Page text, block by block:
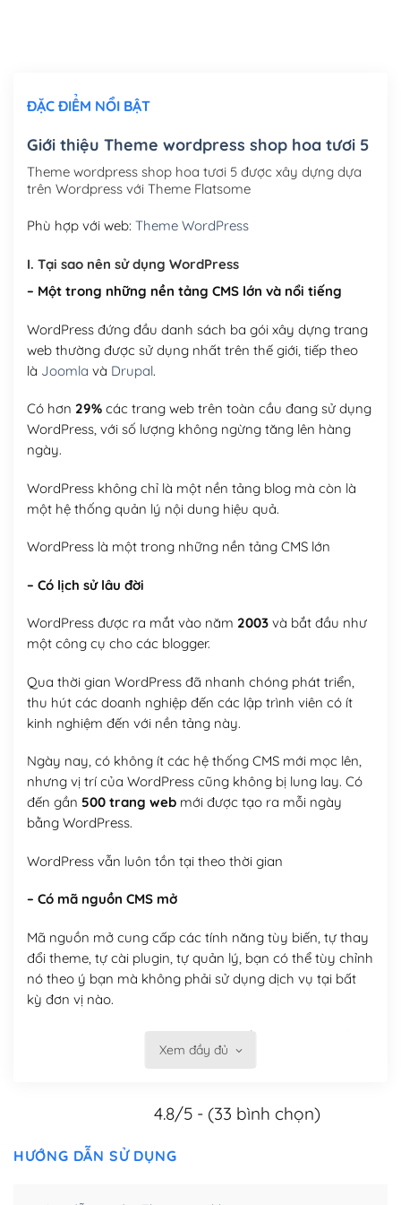
Mua thêm Host + Tên miền
Tên miền quốc tế .com .net .org (1 năm)
Tên miền Việt Nam .vn (1 năm)(+550,000₫)
Hosting 5GB SSD (1 năm)
ĐẶC ĐIỂM NỔI BẬT
Giới thiệu Theme wordpress shop hoa tươi 5
Theme wordpress shop hoa tươi 5 được xây dựng dựa
trên Wordpress với Theme Flatsome
Phù hợp với web: Theme WordPress
I. Tại sao nên sử dụng WordPress
– Một trong những nền tảng CMS lớn và nổi tiếng
WordPress đứng đầu danh sách ba gói xây dựng trang
web thường được sử dụng nhất trên thế giới, tiếp theo
là Joomla và Drupal.
Có hơn 29%các trang web trên toàn cầu đang sử dụng
WordPress, với số lượng không ngừng tăng lên hàng
ngày.
WordPress không chỉ là một nền tảng blog mà còn là
một hệ thống quản lý nội dung hiệu quả.
WordPress là một trong những nền tảng CMS lớn
– Có lịch sử lâu đời
WordPress được ra mắt vào năm 2003và bắt đầu như
một công cụ cho các blogger.
Qua thời gian WordPress đã nhanh chóng phát triển,
thu hút các doanh nghiệp đến các lập trình viên có ít
kinh nghiệm đến với nền tảng này.
Ngày nay, có không ít các hệ thống CMS mới mọc lên,
nhưng vị trí của WordPress cũng không bị lung lay. Có
đến gần 500 trang webmới được tạo ra mỗi ngày
bằng WordPress.
WordPress vẫn luôn tồn tại theo thời gian
– Có mã nguồn CMS mở
Mã nguồn mở cung cấp các tính năng tùy biến, tự thay
đổi theme, tự cài plugin, tự quản lý, bạn có thể tùy chỉnh
nó theo ý bạn mà không phải sử dụng dịch vụ tại bất
kỳ đơn vị nào.
Xem đầy đủ
4.8/5 - (33 bình chọn)
HƯỚNG DẪN SỬ DỤNG